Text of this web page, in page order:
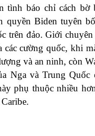
báo chỉ cách bờ
quyền Biden tuyên
trên đảo. Giới
cường quốc, khi
và an ninh, còn
Nga và Trung Quốc
phụ thuộc nhiều